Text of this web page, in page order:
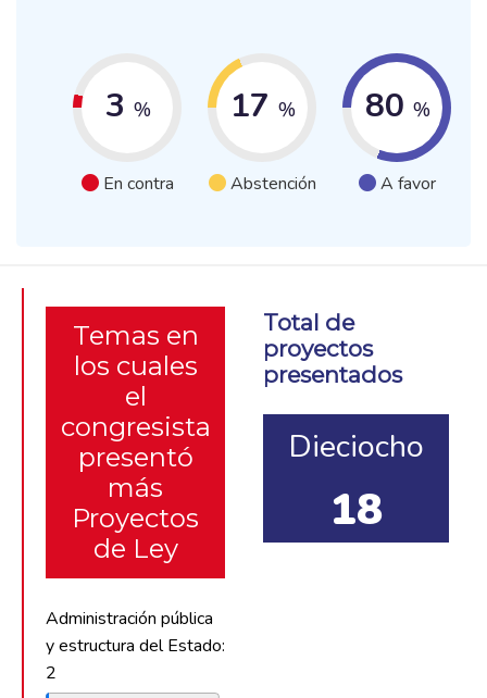
3 %
En contra
17 %
Abstención
80 %
A favor
Temas en
los cuales
el
congresista
presentó
más
Proyectos
de Ley
Administración pública
y estructura del Estado:
2
Total de
proyectos
presentados
Dieciocho
18